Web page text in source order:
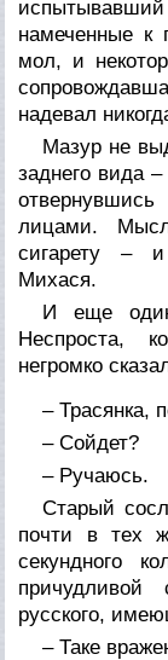
намеченные к
мол, и
надевал
Мазур не
заднего вида
лицами.
сигарету – и
Михася.
И еще
Неспроста,
негромко
– Трасянка,
– Сойдет?
– Ручаюсь.
Старый
почти в тех
секундного
причудливой
русского,
– Таке